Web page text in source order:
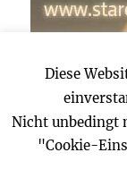
Diese
Nicht unbedingt
"Cookie-